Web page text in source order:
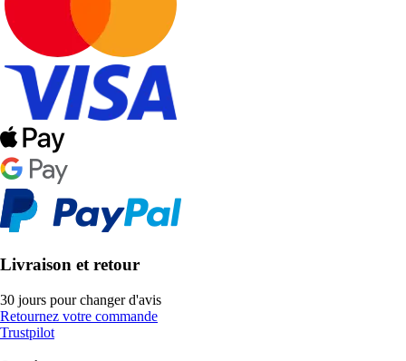
Livraison et retour
30 jours pour changer d'avis
Retournez votre commande
Trustpilot